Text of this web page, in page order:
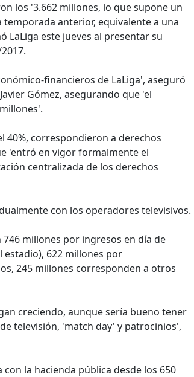
los '3.662 millones, lo que supone un
anterior, equivalente a una
LaLiga este jueves al presentar su
financieros de LaLiga', aseguró
Gómez, asegurando que 'el
40%, correspondieron a derechos
'entró en vigor formalmente el
centralizada de los derechos
con los operadores televisivos.
millones por ingresos en día de
622 millones por
245 millones corresponden a otros
creciendo, aunque sería bueno tener
televisión, 'match day' y patrocinios',
la hacienda pública desde los 650